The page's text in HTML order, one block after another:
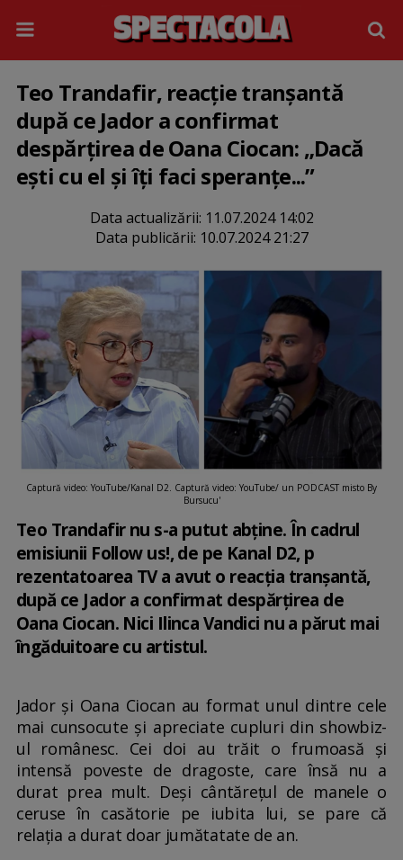
Teo Trandafir, reacție tranșantă
după ce Jador a confirmat
despărțirea de Oana Ciocan: „Dacă
ești cu el și îți faci speranțe...”
Data actualizării: 11.07.2024 14:02
Data publicării: 10.07.2024 21:27
Captură video: YouTube/Kanal D2. Captură video: YouTube/ un PODCAST misto By
Bursucu'
Teo Trandafir nu s-a putut abține. În cadrul
emisiunii Follow us!, de pe Kanal D2, p
rezentatoarea TV a avut o reacția tranșantă,
după ce Jador a confirmat despărțirea de
Oana Ciocan. Nici Ilinca Vandici nu a părut mai
îngăduitoare cu artistul.
Jador și Oana Ciocan au format unul dintre cele
mai cunsocute și apreciate cupluri din showbiz-
ul românesc. Cei doi au trăit o frumoasă și
intensă poveste de dragoste, care însă nu a
durat prea mult. Deși cântărețul de manele o
ceruse în casătorie pe iubita lui, se pare că
relația a durat doar jumătatate de an.